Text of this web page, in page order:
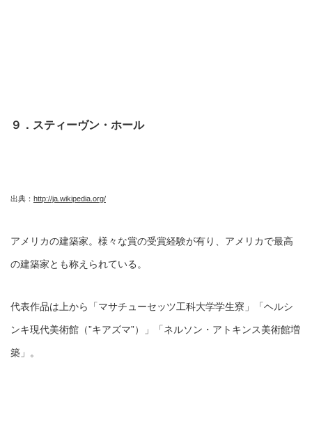
９．スティーヴン・ホール
出典： http://ja.wikipedia.org/
アメリカの建築家。様々な賞の受賞経験が有り、アメリカで最高
の建築家とも称えられている。
代表作品は上から「マサチューセッツ工科大学学生寮」「ヘルシ
ンキ現代美術館（”キアズマ”）」「ネルソン・アトキンス美術館増
築」。